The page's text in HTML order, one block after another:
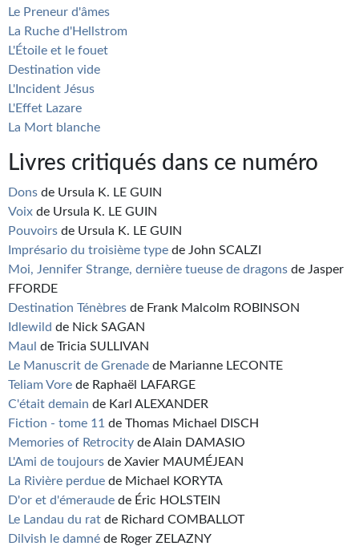
Le Preneur d'âmes
La Ruche d'Hellstrom
L'Étoile et le fouet
Destination vide
L'Incident Jésus
L'Effet Lazare
La Mort blanche
Livres critiqués dans ce numéro
Dons de Ursula K. LE GUIN
Voix de Ursula K. LE GUIN
Pouvoirs de Ursula K. LE GUIN
Imprésario du troisième type de John SCALZI
Moi, Jennifer Strange, dernière tueuse de dragons de Jasper
FFORDE
Destination Ténèbres de Frank Malcolm ROBINSON
Idlewild de Nick SAGAN
Maul de Tricia SULLIVAN
Le Manuscrit de Grenade de Marianne LECONTE
Teliam Vore de Raphaël LAFARGE
C'était demain de Karl ALEXANDER
Fiction - tome 11 de Thomas Michael DISCH
Memories of Retrocity de Alain DAMASIO
L'Ami de toujours de Xavier MAUMÉJEAN
La Rivière perdue de Michael KORYTA
D'or et d'émeraude de Éric HOLSTEIN
Le Landau du rat de Richard COMBALLOT
Dilvish le damné de Roger ZELAZNY